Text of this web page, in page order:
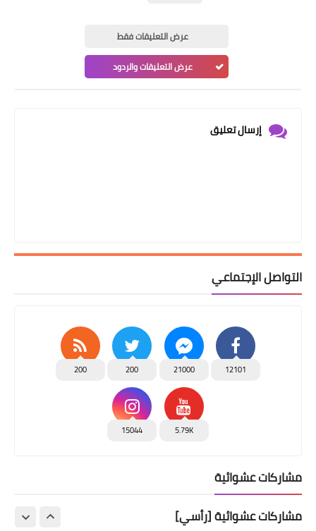
عرض التعليقات فقط
عرض التعليقات والردود
إرسال تعليق
التواصل الإجتماعي
12101
21000
200
200
5.79K
15044
مشاركات عشوائية
مشاركات عشوائية [رأسي]